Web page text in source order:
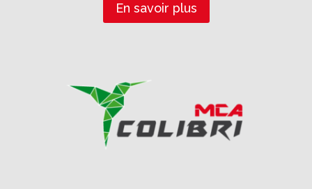
En savoir plus